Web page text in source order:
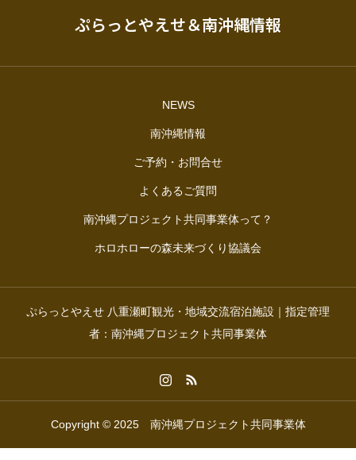
ぷらっとやえせ＆南沖縄情報
NEWS
南沖縄情報
ご予約・お問合せ
よくあるご質問
南沖縄プロジェクト共同事業体って？
ホロホローの森未来づくり協議会
ぷらっとやえせ 八重瀬町観光・地域交流宿泊施設｜指定管理
者：南沖縄プロジェクト共同事業体
Copyright © 2025 南沖縄プロジェクト共同事業体